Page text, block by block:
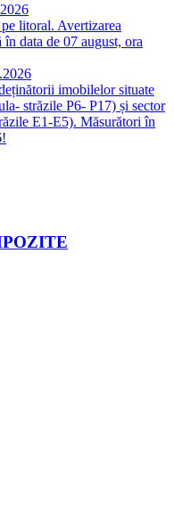
litoral. Avertizarea
data de 07 august, ora
imobilelor situate
străzile P6- P17) și sector
E1-E5). Măsurători în